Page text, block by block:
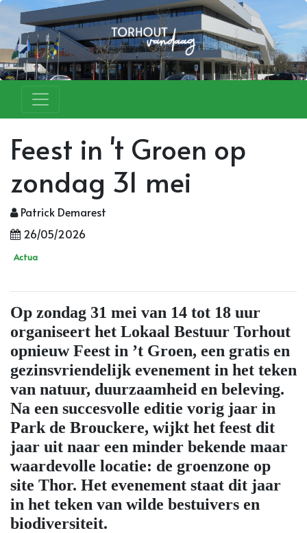
Feest in 't Groen op
zondag 31 mei
Patrick Demarest
26/05/2026
Actua
Op zondag 31 mei van 14 tot 18 uur
organiseert het Lokaal Bestuur Torhout
opnieuw Feest in ’t Groen, een gratis en
gezinsvriendelijk evenement in het teken
van natuur, duurzaamheid en beleving.
Na een succesvolle editie vorig jaar in
Park de Brouckere, wijkt het feest dit
jaar uit naar een minder bekende maar
waardevolle locatie: de groenzone op
site Thor. Het evenement staat dit jaar
in het teken van wilde bestuivers en
biodiversiteit.